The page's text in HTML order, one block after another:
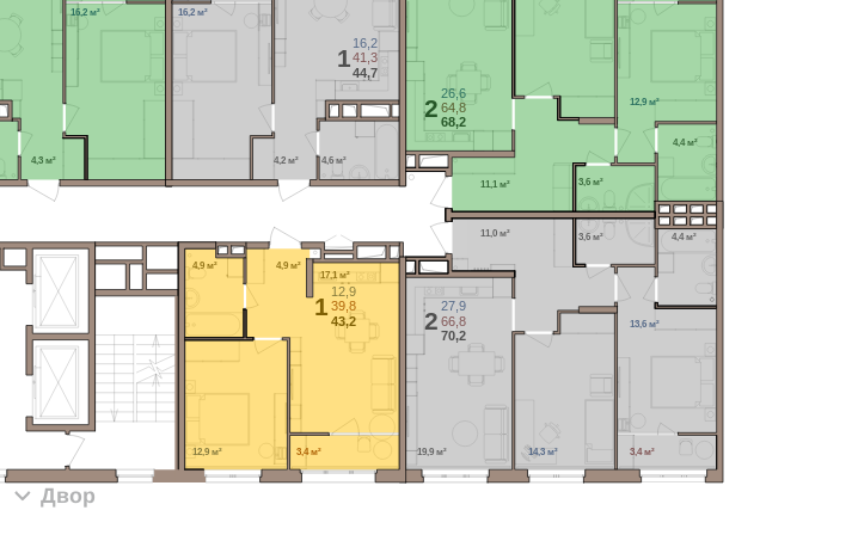
16,2 м²
4,3 м² 4,6 м²
16,2 м²
4,2 м²
12,9 м²
3,6 м²
4,4 м²
11,1 м²
3,4 м²
19,9 м²
13,6 м²
3,6 м² 4,4 м²
14,3 м²
11,0 м²
3,4 м²
12,9 м²
4,9 м²
4,9 м²
17,1 м²
1
16,2
41,3
44,7
2
26,6
64,8
68,2
2
27,9
66,8
70,2
1
12,9
39,8
43,2
Двор